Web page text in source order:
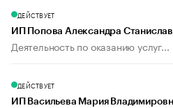
ДЕЙСТВУЕТ
ИП Попова Александра
Деятельность по оказанию услуг...
ДЕЙСТВУЕТ
ИП Васильева Мария